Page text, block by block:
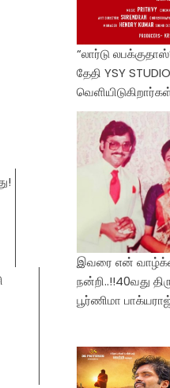
“லார்டு
தேதி YSY
இவரை என்
நன்றி..!!40வது
பூர்ணிமா